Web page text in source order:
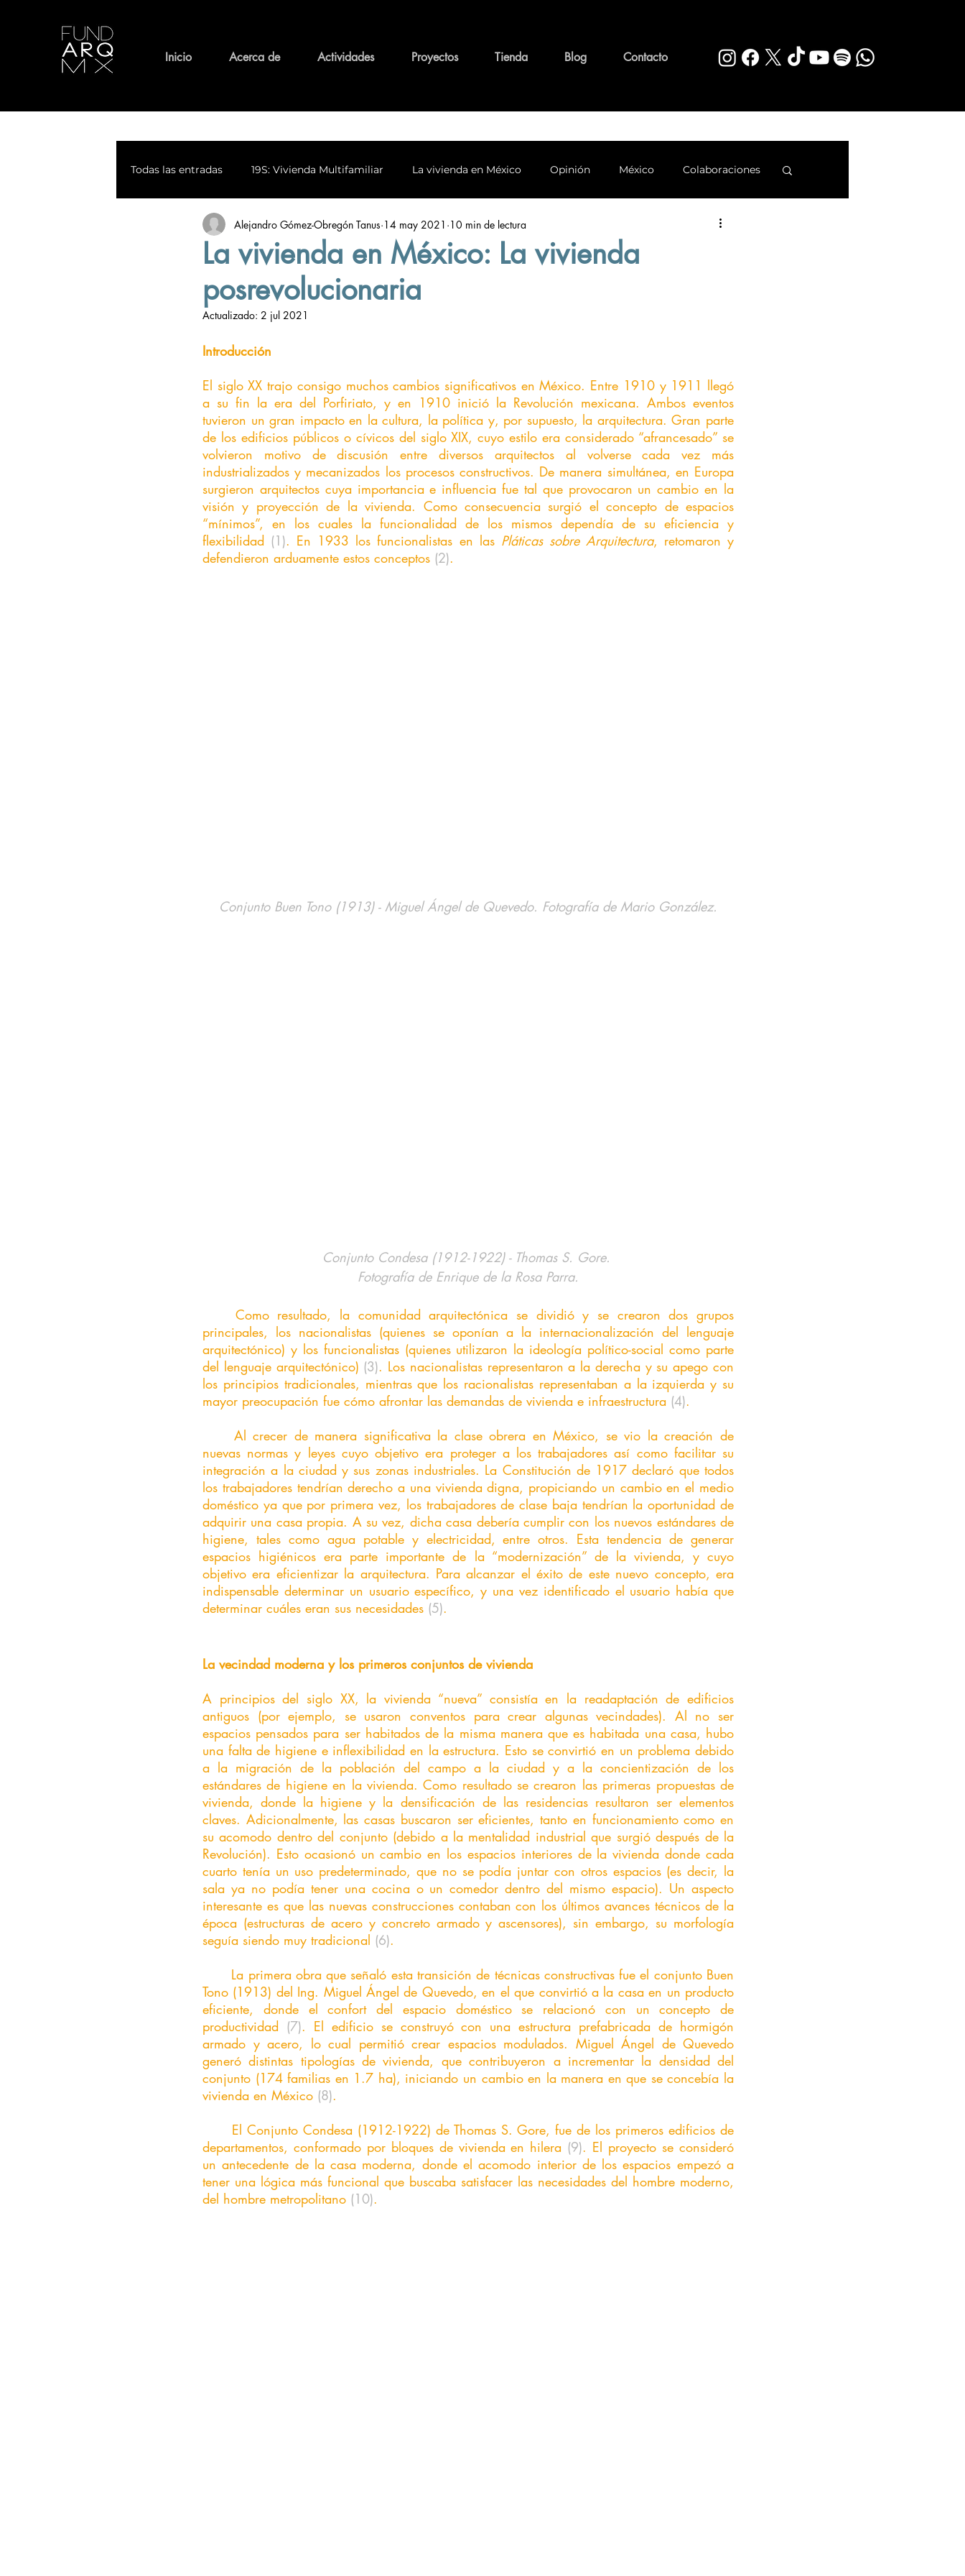
Inicio Acerca de Actividades Proyectos Tienda Blog Contacto
Todas las entradas 19S: Vivienda Multifamiliar La vivienda en México Opinión México Colaboraciones
Medio Ambiente Patrimonio y conservación Personajes y su legado
Calles con Historia Espiritualidad y Arquitectura
La vivienda en México: La vivienda
posrevolucionaria
Alejandro Gómez-Obregón Tanus 14 may 2021 10 min de lectura
Actualizado: 2 jul 2021
Introducción
El siglo XX trajo consigo muchos cambios significativos en México. Entre 1910 y 1911 llegó
a su fin la era del Porfiriato, y en 1910 inició la Revolución mexicana. Ambos eventos
tuvieron un gran impacto en la cultura, la política y, por supuesto, la arquitectura. Gran parte
de los edificios públicos o cívicos del siglo XIX, cuyo estilo era considerado “afrancesado” se
volvieron motivo de discusión entre diversos arquitectos al volverse cada vez más
industrializados y mecanizados los procesos constructivos. De manera simultánea, en Europa
surgieron arquitectos cuya importancia e influencia fue tal que provocaron un cambio en la
visión y proyección de la vivienda. Como consecuencia surgió el concepto de espacios
“mínimos”, en los cuales la funcionalidad de los mismos dependía de su eficiencia y
flexibilidad (1). En 1933 los funcionalistas en las Pláticas sobre Arquitectura, retomaron y
defendieron arduamente estos conceptos (2).
Conjunto Buen Tono (1913) - Miguel Ángel de Quevedo. Fotografía de Mario González.
Conjunto Condesa (1912-1922) - Thomas S. Gore.
Fotografía de Enrique de la Rosa Parra.
principales, los nacionalistas (quienes se oponían a la internacionalización del lenguaje
arquitectónico) y los funcionalistas (quienes utilizaron la ideología político-social como parte
del lenguaje arquitectónico) (3). Los nacionalistas representaron a la derecha y su apego con
los principios tradicionales, mientras que los racionalistas representaban a la izquierda y su
mayor preocupación fue cómo afrontar las demandas de vivienda e infraestructura (4).
nuevas normas y leyes cuyo objetivo era proteger a los trabajadores así como facilitar su
integración a la ciudad y sus zonas industriales. La Constitución de 1917 declaró que todos
los trabajadores tendrían derecho a una vivienda digna, propiciando un cambio en el medio
doméstico ya que por primera vez, los trabajadores de clase baja tendrían la oportunidad de
adquirir una casa propia. A su vez, dicha casa debería cumplir con los nuevos estándares de
higiene, tales como agua potable y electricidad, entre otros. Esta tendencia de generar
espacios higiénicos era parte importante de la “modernización” de la vivienda, y cuyo
objetivo era eficientizar la arquitectura. Para alcanzar el éxito de este nuevo concepto, era
indispensable determinar un usuario específico, y una vez identificado el usuario había que
determinar cuáles eran sus necesidades (5).
La vecindad moderna y los primeros conjuntos de vivienda
A principios del siglo XX, la vivienda “nueva” consistía en la readaptación de edificios
antiguos (por ejemplo, se usaron conventos para crear algunas vecindades). Al no ser
espacios pensados para ser habitados de la misma manera que es habitada una casa, hubo
una falta de higiene e inflexibilidad en la estructura. Esto se convirtió en un problema debido
a la migración de la población del campo a la ciudad y a la concientización de los
estándares de higiene en la vivienda. Como resultado se crearon las primeras propuestas de
vivienda, donde la higiene y la densificación de las residencias resultaron ser elementos
claves. Adicionalmente, las casas buscaron ser eficientes, tanto en funcionamiento como en
su acomodo dentro del conjunto (debido a la mentalidad industrial que surgió después de la
Revolución). Esto ocasionó un cambio en los espacios interiores de la vivienda donde cada
cuarto tenía un uso predeterminado, que no se podía juntar con otros espacios (es decir, la
sala ya no podía tener una cocina o un comedor dentro del mismo espacio). Un aspecto
interesante es que las nuevas construcciones contaban con los últimos avances técnicos de la
época (estructuras de acero y concreto armado y ascensores), sin embargo, su morfología
seguía siendo muy tradicional (6).
Tono (1913) del Ing. Miguel Ángel de Quevedo, en el que convirtió a la casa en un producto
eficiente, donde el confort del espacio doméstico se relacionó con un concepto de
productividad (7). El edificio se construyó con una estructura prefabricada de hormigón
armado y acero, lo cual permitió crear espacios modulados. Miguel Ángel de Quevedo
generó distintas tipologías de vivienda, que contribuyeron a incrementar la densidad del
conjunto (174 familias en 1.7 ha), iniciando un cambio en la manera en que se concebía la
vivienda en México (8).
departamentos, conformado por bloques de vivienda en hilera (9). El proyecto se consideró
un antecedente de la casa moderna, donde el acomodo interior de los espacios empezó a
tener una lógica más funcional que buscaba satisfacer las necesidades del hombre moderno,
del hombre metropolitano (10).